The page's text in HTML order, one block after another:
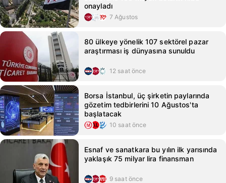
onayladı
7 Ağustos
80 ülkeye yönelik 107 sektörel pazar
araştırması iş dünyasına sunuldu
12 saat önce
Borsa İstanbul, üç şirketin paylarında
gözetim tedbirlerini 10 Ağustos'ta
başlatacak
10 saat önce
Esnaf ve sanatkara bu yılın ilk yarısında
yaklaşık 75 milyar lira finansman
9 saat önce